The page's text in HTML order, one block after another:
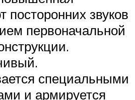
посторонних звуков
первоначальной
специальными
и армируется